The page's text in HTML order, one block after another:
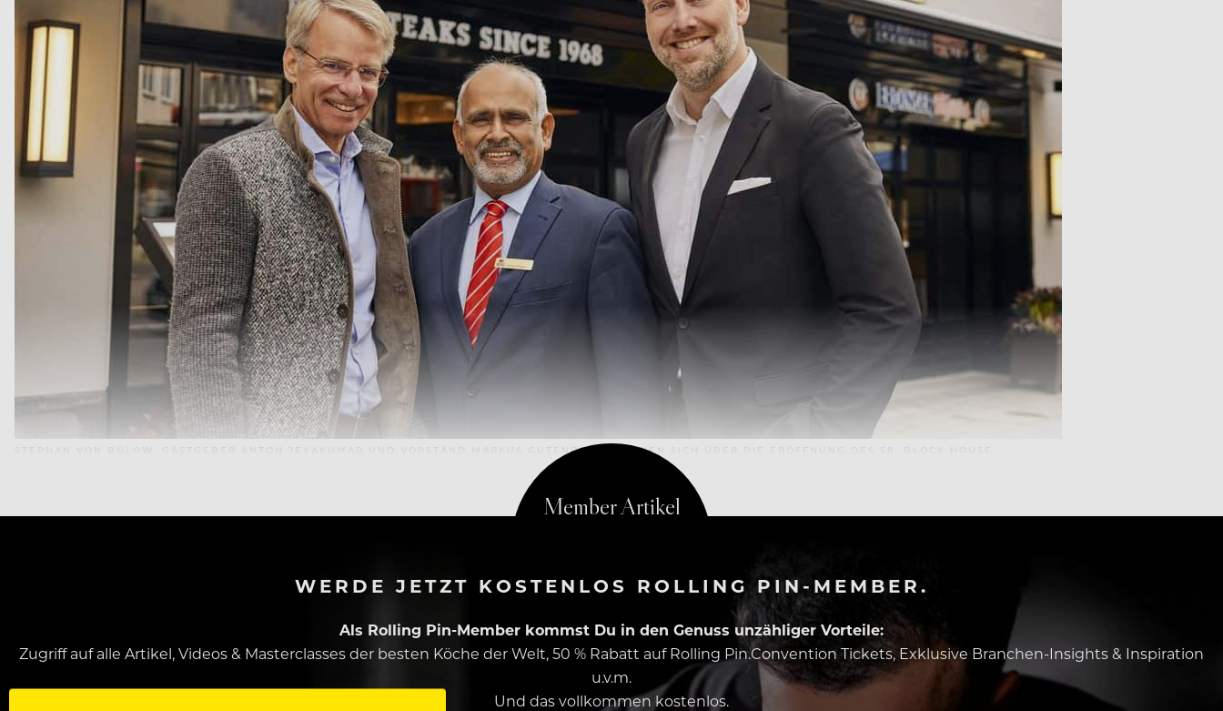
STEPHAN VON BÜLOW, GASTGEBER ANTON JEYAKUMAR UND VORSTAND MARKUS GUTENDORFF FREUEN SICH ÜBER DIE ERÖFFNUNG DES 58. BLOCK HOUSE
WERDE JETZT KOSTENLOS ROLLING PIN-MEMBER.
Als Rolling Pin-Member kommst Du in den Genuss unzähliger Vorteile:
Zugriff auf alle Artikel, Videos & Masterclasses der besten Köche der Welt, 50 % Rabatt auf Rolling Pin.Convention Tickets, Exklusive Branchen-Insights & Inspiration
u.v.m.
Und das vollkommen kostenlos.